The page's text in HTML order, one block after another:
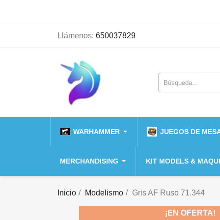
Llámenos: 650037829
WARHAMMER JUEGOS DE
MERCHANDISING KIT MODELS &
Inicio Modelismo Gris AF Ruso 71.344
¡EN OFERTA!